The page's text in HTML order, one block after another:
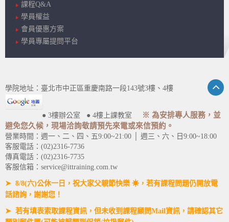
課程Q&A
學員權益
會員優惠方案
學員專屬提問平台
學院地址：臺北市中正區重慶南路一段143號3樓、4樓
● 3樓辦公室 ● 4樓上課教室
※ 為安排專人服務，並
避免您久候，現場洽詢敬請預先來電或來信預約。
營業時間：週一、二、四、五9:00~21:00 │ 週三、六、日9:00~18:00
客服電話：(02)2316-7736
傳真電話：(02)2316-7735
客服信箱：service@ittraining.com.tw
➤ 8/8(六)公休一日，祝大家父親節快樂 ☀，若有課程問題仍開放電
話諮詢，謝謝您！
➤ 若有填表索取課程資訊，但未收到課程顧問Mail資訊，請確認其它